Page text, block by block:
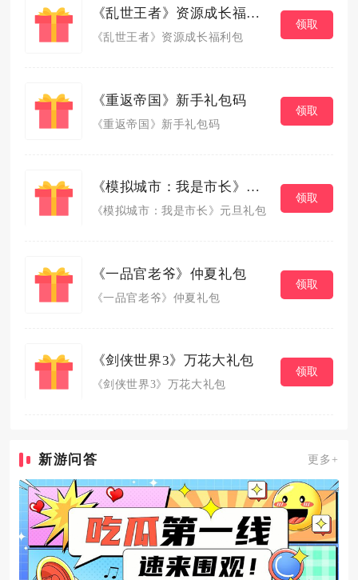
《乱世王者》资源成长福利包
《乱世王者》资源成长福利包
领取
《重返帝国》新手礼包码
《重返帝国》新手礼包码
领取
《模拟城市：我是市长》元旦礼包
《模拟城市：我是市长》元旦礼包
领取
《一品官老爷》仲夏礼包
《一品官老爷》仲夏礼包
领取
《剑侠世界3》万花大礼包
《剑侠世界3》万花大礼包
领取
新游问答 更多+